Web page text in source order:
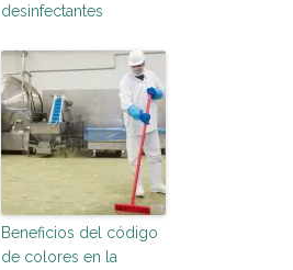
desinfectantes
Beneficios del código
de colores en la